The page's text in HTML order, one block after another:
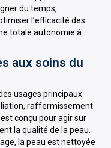
du temps,
l’efficacité des
totale autonomie à
aux soins du
usages principaux
raffermissement
est conçu pour agir sur
la qualité de la peau.
la peau est nettoyée